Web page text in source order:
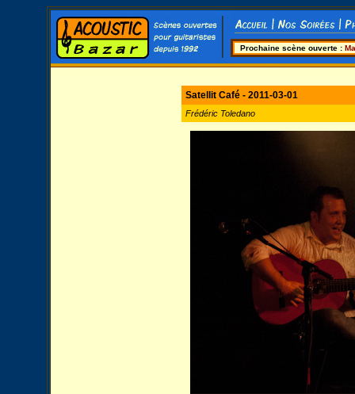
Prochaine scène ouverte :
Satellit Café - 2011-03-01
Frédéric Toledano